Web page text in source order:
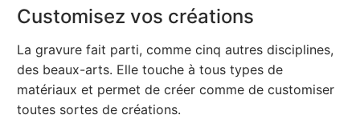
Customisez vos créations
La gravure fait parti, comme cinq autres disciplines,
des beaux-arts. Elle touche à tous types de
matériaux et permet de créer comme de customiser
toutes sortes de créations.